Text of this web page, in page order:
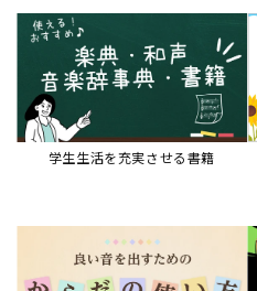
学生生活を充実させる書籍